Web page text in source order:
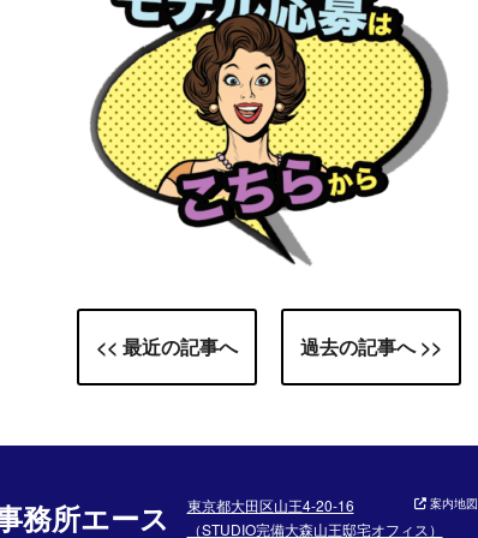
<< 最近の記事へ 過去の記事へ >>
務所エース
東京都大田区山王4-20-16
（STUDIO完備大森山王邸宅オフィス）
案内地図